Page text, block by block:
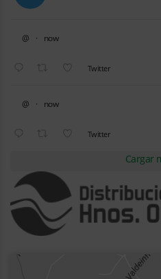
@ · now
Twitter
@ · now
Twitter
Cargar